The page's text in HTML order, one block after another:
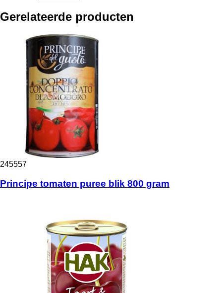
Gerelateerde producten
245557
Principe tomaten puree blik 800 gram